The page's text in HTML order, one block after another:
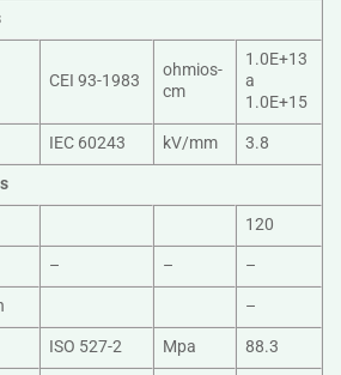
CEI 93-1983
ohmios-
cm
1.0E+13
a
1.0E+15
IEC 60243 kV/mm
3.8
120
– –
–
–
ISO 527-2 Mpa
88.3